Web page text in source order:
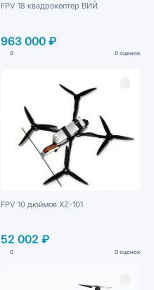
FPV 18 квадрокоптер ВИЙ
963 000 ₽
0 0 оценок
FPV 10 дюймов XZ-101
52 002 ₽
0 0 оценок